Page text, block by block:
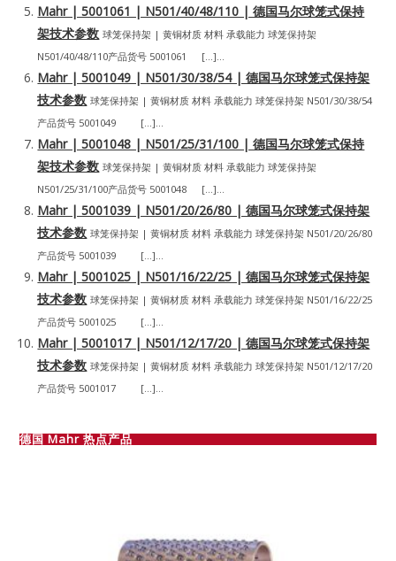
Mahr | 5001061 | N501/40/48/110 | 德国马尔球笼式保持
架技术参数 球笼保持架 | 黄铜材质 材料 承载能力 球笼保持架
N501/40/48/110产品货号 5001061 […]...
Mahr | 5001049 | N501/30/38/54 | 德国马尔球笼式保持架
技术参数 球笼保持架 | 黄铜材质 材料 承载能力 球笼保持架 N501/30/38/54
产品货号 5001049 […]...
Mahr | 5001048 | N501/25/31/100 | 德国马尔球笼式保持
架技术参数 球笼保持架 | 黄铜材质 材料 承载能力 球笼保持架
N501/25/31/100产品货号 5001048 […]...
Mahr | 5001039 | N501/20/26/80 | 德国马尔球笼式保持架
技术参数 球笼保持架 | 黄铜材质 材料 承载能力 球笼保持架 N501/20/26/80
产品货号 5001039 […]...
Mahr | 5001025 | N501/16/22/25 | 德国马尔球笼式保持架
技术参数 球笼保持架 | 黄铜材质 材料 承载能力 球笼保持架 N501/16/22/25
产品货号 5001025 […]...
Mahr | 5001017 | N501/12/17/20 | 德国马尔球笼式保持架
技术参数 球笼保持架 | 黄铜材质 材料 承载能力 球笼保持架 N501/12/17/20
产品货号 5001017 […]...
德国 Mahr 热点产品